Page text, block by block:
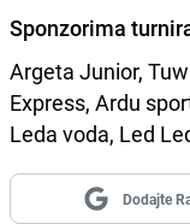
Sponzorima
Argeta Junior,
Express, Ardu
Leda voda, Led
Dodajte